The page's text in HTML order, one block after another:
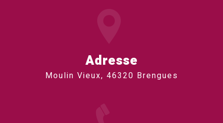
Adresse
Moulin Vieux, 46320 Brengues